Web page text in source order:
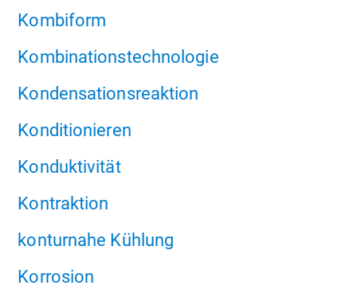
Kombiform
Kombinationstechnologie
Kondensationsreaktion
Konditionieren
Konduktivität
Kontraktion
konturnahe Kühlung
Korrosion